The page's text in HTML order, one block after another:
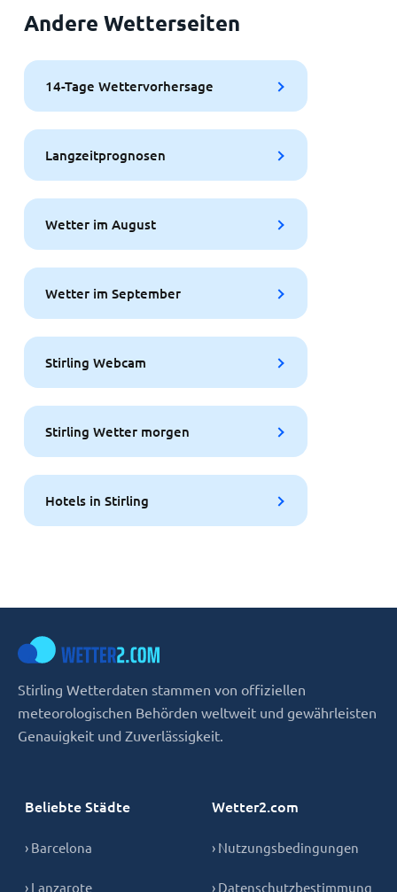
Andere Wetterseiten
14-Tage Wettervorhersage
Langzeitprognosen
Wetter im August
Wetter im September
Stirling Webcam
Stirling Wetter morgen
Hotels in Stirling
Stirling Wetterdaten stammen von offiziellen
meteorologischen Behörden weltweit und gewährleisten
Genauigkeit und Zuverlässigkeit.
Beliebte Städte
› Barcelona
› Lanzarote
Wetter2.com
› Nutzungsbedingungen
› Datenschutzbestimmung